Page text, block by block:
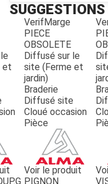
et
VerifMarge
PIECE
OBSOLETE
Diffusé sur le
site (Ferme et
jardin)
Braderie
Diffusé site
Cloué occasion
Pièce
Voir le produit
PIGNON